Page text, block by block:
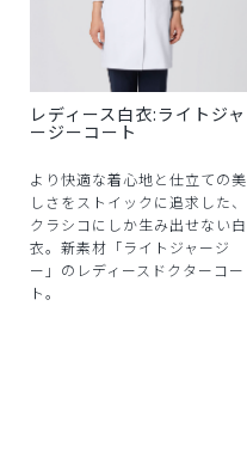
レディース白衣:ライトジャ
ージーコート
より快適な着心地と仕立ての美
しさをストイックに追求した、
クラシコにしか生み出せない白
衣。新素材「ライトジャージ
ー」のレディースドクターコー
ト。